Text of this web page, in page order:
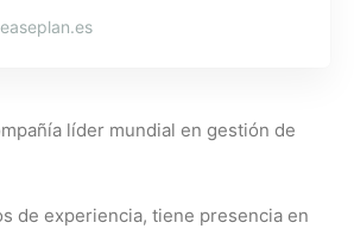
líder mundial en gestión de
de experiencia, tiene presencia en